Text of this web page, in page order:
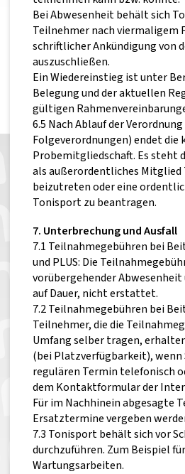
Bei Abwesenheit behält sich
Teilnehmer nach viermaligem
schriftlicher Ankündigung von
auszuschließen.
Ein Wiedereinstieg ist unter
Belegung und der aktuellen
gültigen
6.5 Nach Ablauf der
Folgeverordnungen) endet die
Probemitgliedschaft. Es steht
als außerordentliches
beizutreten oder eine
Tonisport zu beantragen.
7. Unterbrechung und Ausfall
7.1 Teilnahmegebühren bei
und PLUS: Die
vorübergehender Abwesenheit
auf Dauer, nicht erstattet.
7.2 Teilnahmegebühren bei
Teilnehmer, die die
Umfang selber tragen,
(bei Platzverfügbarkeit), wenn
regulären Termin telefonisch
dem Kontaktformular der
Für im Nachhinein abgesagte
Ersatztermine vergeben
7.3 Tonisport behält sich vor
durchzuführen. Zum Beispiel
Wartungsarbeiten.